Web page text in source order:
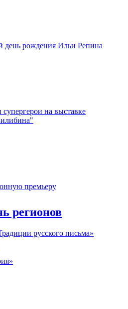
день рождения Ильи Репина
на выставке
премьеру
регионов
русского письма»